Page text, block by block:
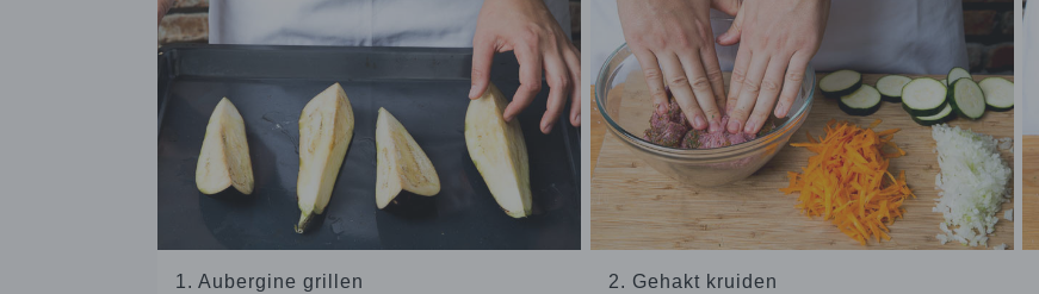
1. Aubergine grillen 2. Gehakt kruiden